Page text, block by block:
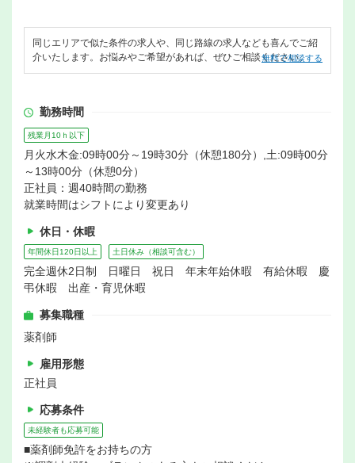
同じエリアで似た条件の求人や、同じ路線の求人なども喜んでご紹
介いたします。お悩みやご希望があれば、ぜひご相談ください。
無料で相談する
勤務時間
残業月10ｈ以下
月火水木金:09時00分～19時30分（休憩180分）,土:09時00分
～13時00分（休憩0分）
正社員：週40時間の勤務
就業時間はシフトにより変更あり
休日・休暇
年間休日120日以上 土日休み（相談可含む）
完全週休2日制 日曜日 祝日 年末年始休暇 有給休暇 慶
弔休暇 出産・育児休暇
募集職種
薬剤師
雇用形態
正社員
応募条件
未経験者も応募可能
■薬剤師免許をお持ちの方